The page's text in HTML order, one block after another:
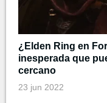
¿Elden Ring en
inesperada que
cercano
23 jun 2022